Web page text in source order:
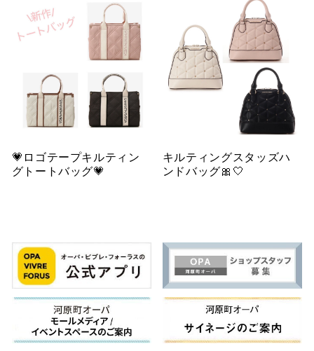
💗ロゴテープキルティン
グトートバッグ💗
キルティングスタッズハ
ンドバッグ🎀🤍